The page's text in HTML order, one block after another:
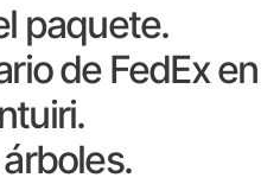
paquete.
de FedEx en